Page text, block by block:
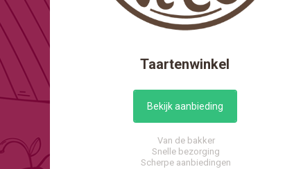
Taartenwinkel
Bekijk aanbieding
Van de bakker
Snelle bezorging
Scherpe aanbiedingen